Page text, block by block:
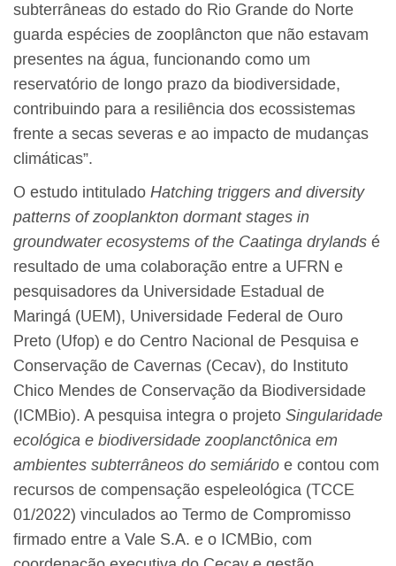
subterrâneas do estado do Rio Grande do Norte
guarda espécies de zooplâncton que não estavam
presentes na água, funcionando como um
reservatório de longo prazo da biodiversidade,
contribuindo para a resiliência dos ecossistemas
frente a secas severas e ao impacto de mudanças
climáticas”.
O estudo intitulado Hatching triggers and diversity
patterns of zooplankton dormant stages in
groundwater ecosystems of the Caatinga drylands é
resultado de uma colaboração entre a UFRN e
pesquisadores da Universidade Estadual de
Maringá (UEM), Universidade Federal de Ouro
Preto (Ufop) e do Centro Nacional de Pesquisa e
Conservação de Cavernas (Cecav), do Instituto
Chico Mendes de Conservação da Biodiversidade
(ICMBio). A pesquisa integra o projeto Singularidade
ecológica e biodiversidade zooplanctônica em
ambientes subterrâneos do semiárido e contou com
recursos de compensação espeleológica (TCCE
01/2022) vinculados ao Termo de Compromisso
firmado entre a Vale S.A. e o ICMBio, com